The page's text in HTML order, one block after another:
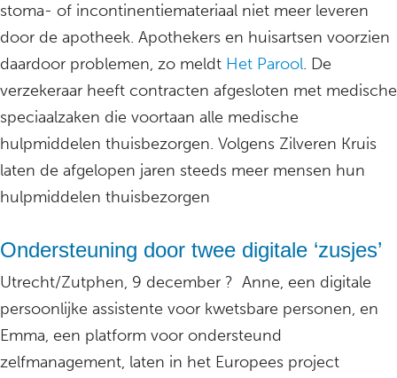
stoma- of incontinentiemateriaal niet meer leveren
door de apotheek. Apothekers en huisartsen voorzien
daardoor problemen, zo meldt Het Parool. De
verzekeraar heeft contracten afgesloten met medische
speciaalzaken die voortaan alle medische
hulpmiddelen thuisbezorgen. Volgens Zilveren Kruis
laten de afgelopen jaren steeds meer mensen hun
hulpmiddelen thuisbezorgen
Ondersteuning door twee digitale ‘zusjes’
Utrecht/Zutphen, 9 december ? Anne, een digitale
persoonlijke assistente voor kwetsbare personen, en
Emma, een platform voor ondersteund
zelfmanagement, laten in het Europees project